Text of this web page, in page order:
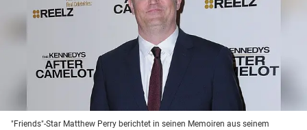
"Friends"-Star Matthew Perry berichtet in seinen Memoiren aus seinem